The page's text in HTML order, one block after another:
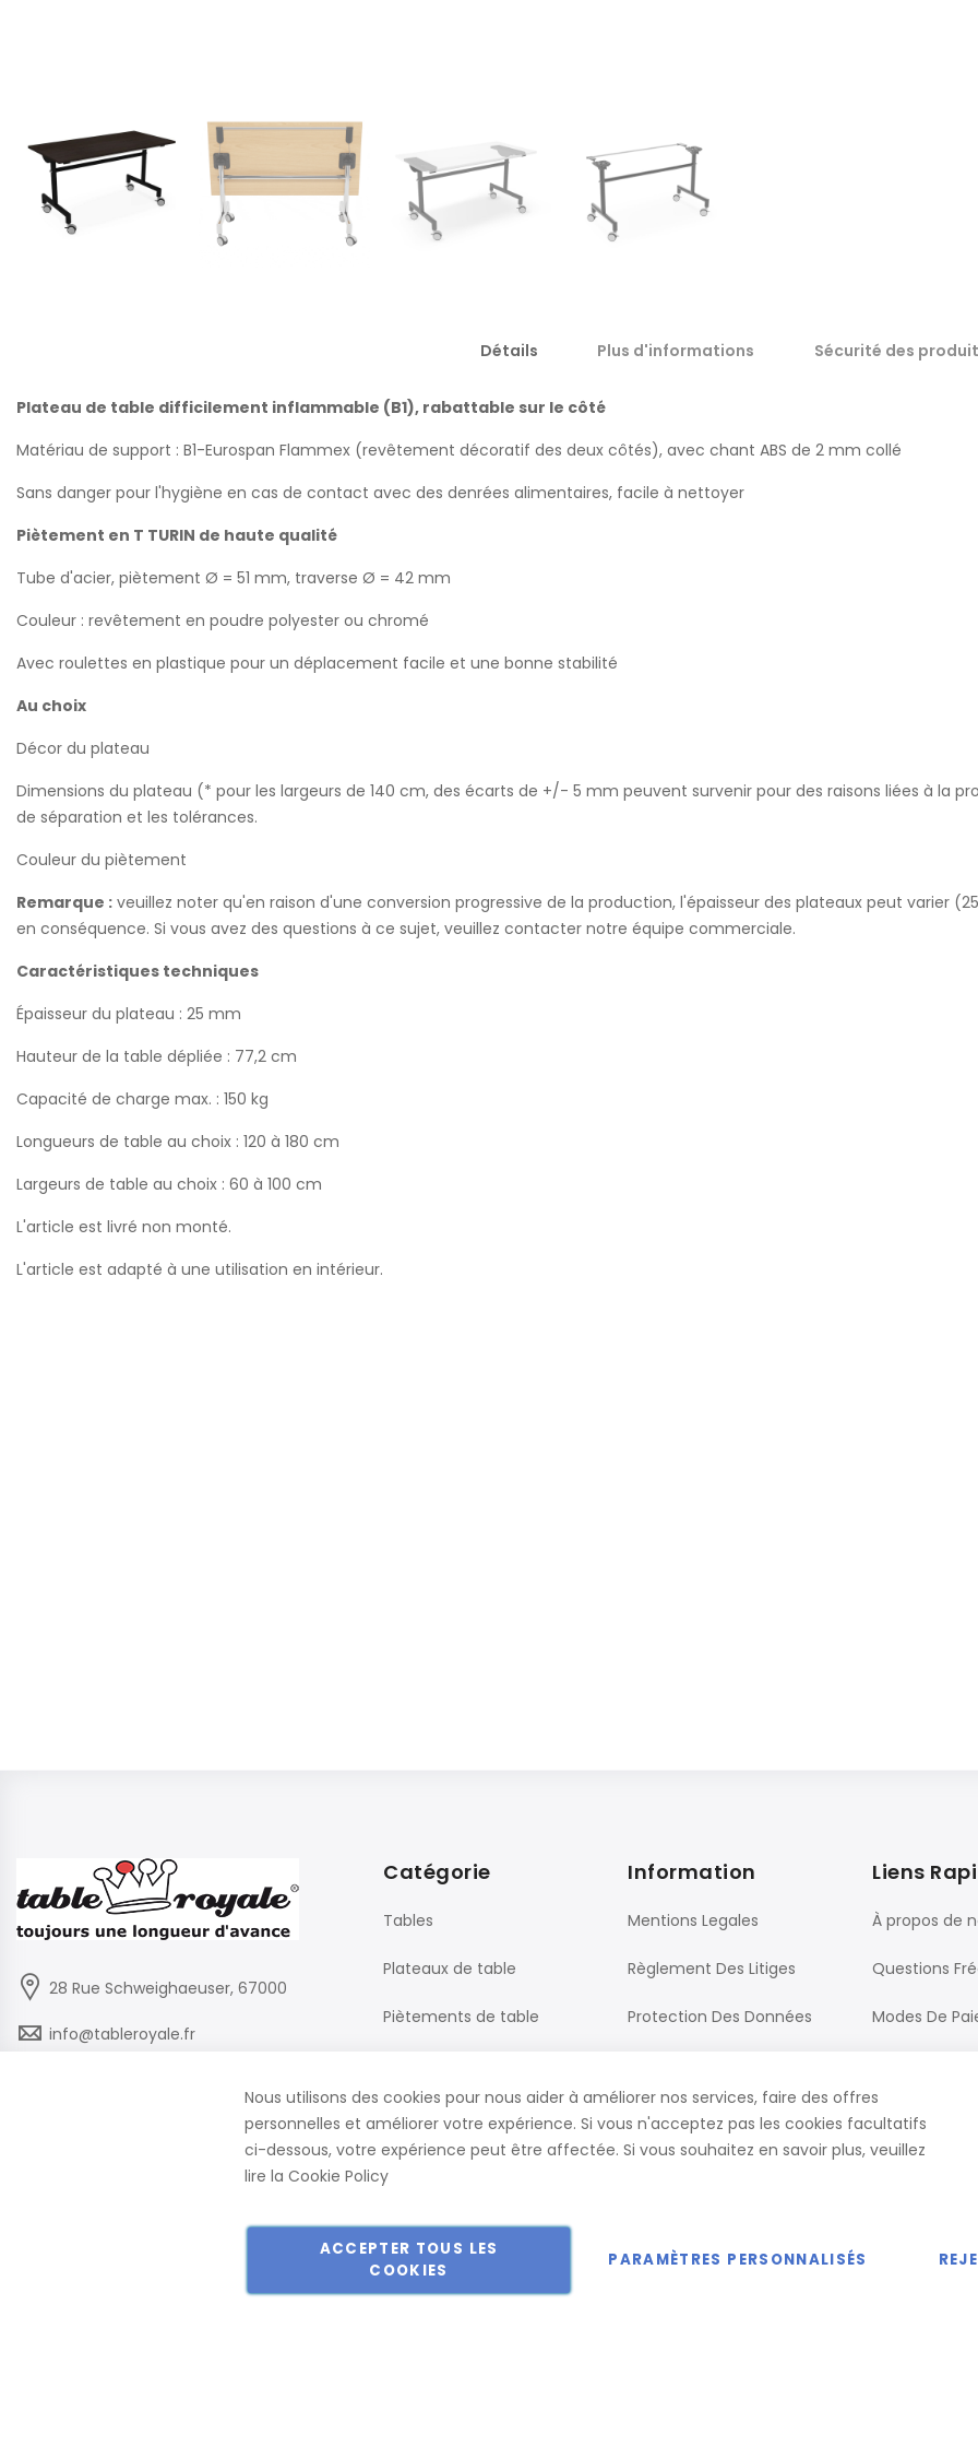
Détails
Plateau de table difficilement inflammable (B1), rabattable sur le côté
Matériau de support : B1-Eurospan Flammex (revêtement décoratif des deux côtés), avec chant ABS de 2 mm collé
Sans danger pour l'hygiène en cas de contact avec des denrées alimentaires, facile à nettoyer
Piètement en T TURIN de haute qualité
Tube d'acier, piètement Ø = 51 mm, traverse Ø = 42 mm
Couleur : revêtement en poudre polyester ou chromé
Avec roulettes en plastique pour un déplacement facile et une bonne stabilité
Au choix
Décor du plateau
Dimensions du plateau (* pour les largeurs de 140 cm, des écarts de +/- 5 mm peuvent survenir pour des raisons liées à la
de séparation et les tolérances.
Couleur du piètement
Remarque : veuillez noter qu'en raison d'une conversion progressive de la production, l'épaisseur des plateaux peut varier
en conséquence. Si vous avez des questions à ce sujet, veuillez contacter notre équipe commerciale.
Caractéristiques techniques
Épaisseur du plateau : 25 mm
Hauteur de la table dépliée : 77,2 cm
Capacité de charge max. : 150 kg
Longueurs de table au choix : 120 à 180 cm
Largeurs de table au choix : 60 à 100 cm
L'article est livré non monté.
L'article est adapté à une utilisation en intérieur.
Plus d'informations Sécurité des
28 Rue Schweighaeuser, 67000
info@tableroyale.fr
Lundi - Vendredi: 07:30-17:00
Catégorie
Tables
Plateaux de table
Piètements de table
Mobilier de Bureau
Information
Mentions Legales
Règlement Des Litiges
Protection Des Données
CGV
Liens
À propos de
Questions
Modes De
Contact
Copyright © 2018-2024 présent Keller Objektmöbel GmbH Tous droits réservés.
Nous utilisons des cookies pour nous aider à améliorer nos services, faire des offres
personnelles et améliorer votre expérience. Si vous n'acceptez pas les cookies facultatifs
ci-dessous, votre expérience peut être affectée. Si vous souhaitez en savoir plus, veuillez
lire laCookie Policy
ACCEPTER TOUS LES
COOKIES
PARAMÈTRES PERSONNALISÉS